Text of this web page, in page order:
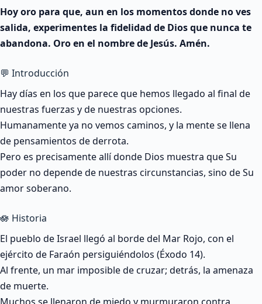
Hoy oro para que, aun en los momentos donde no ves
salida, experimentes la fidelidad de Dios que nunca te
abandona. Oro en el nombre de Jesús. Amén.
💬 Introducción
Hay días en los que parece que hemos llegado al final de
nuestras fuerzas y de nuestras opciones.
Humanamente ya no vemos caminos, y la mente se llena
de pensamientos de derrota.
Pero es precisamente allí donde Dios muestra que Su
poder no depende de nuestras circunstancias, sino de Su
amor soberano.
🪷 Historia
El pueblo de Israel llegó al borde del Mar Rojo, con el
ejército de Faraón persiguiéndolos (Éxodo 14).
Al frente, un mar imposible de cruzar; detrás, la amenaza
de muerte.